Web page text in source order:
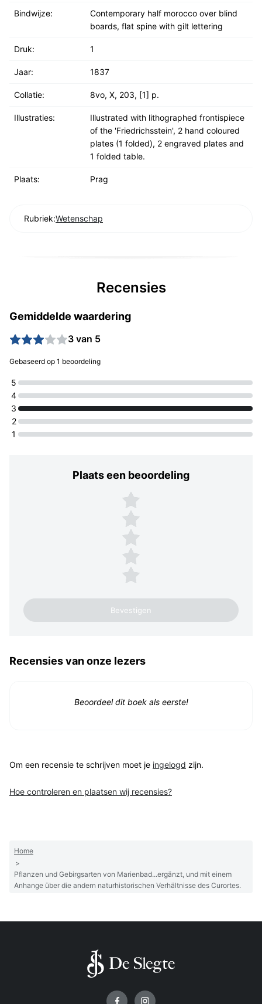
Bindwijze:
Contemporary half morocco over blind
boards, flat spine with gilt lettering
Druk: 1
Jaar: 1837
Collatie: 8vo, X, 203, [1] p.
Illustraties:
Illustrated with lithographed frontispiece
of the 'Friedrichsstein', 2 hand coloured
plates (1 folded), 2 engraved plates and
1 folded table.
Plaats: Prag
Rubriek:Wetenschap
Recensies
Gemiddelde waardering
3 van 5
Gebaseerd op 1 beoordeling
5
4
3
2
1
Plaats een beoordeling
Plaats een beoordeling
5 sterren
4 sterren
3 sterren
2 sterren
1 ster
Recensies van onze lezers
Beoordeel dit boek als eerste!
Om een recensie te schrijven moet je ingelogd zijn.
Hoe controleren en plaatsen wij recensies?
Home
>
Pflanzen und Gebirgsarten von Marienbad...ergänzt, und mit einem
Anhange über die andern naturhistorischen Verhältnisse des Curortes.